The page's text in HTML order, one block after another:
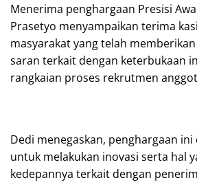
Menerima penghargaan Presisi
Prasetyo menyampaikan terima
masyarakat yang telah
saran terkait dengan keterbukaan
rangkaian proses rekrutmen
Dedi menegaskan, penghargaan
untuk melakukan inovasi serta hal
kedepannya terkait dengan